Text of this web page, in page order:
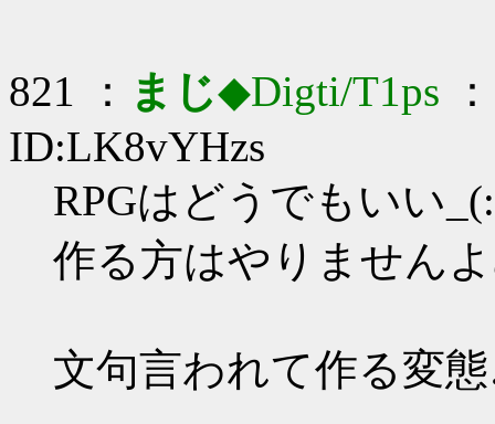
821 ： まじ◆Digti/T1ps
ID:LK8vYHzs
RPGはどうでもいい
作る方はやりません
文句言われて作る変